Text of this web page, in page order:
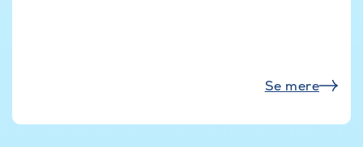
Se mere